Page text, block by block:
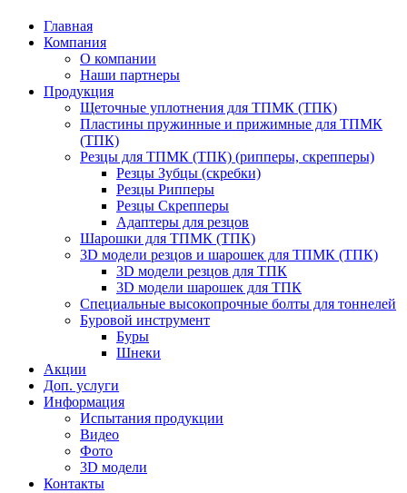
Главная
Компания
О компании
Наши партнеры
Продукция
Щеточные уплотнения для ТПМК (ТПК)
Пластины пружинные и прижимные для ТПМК
(ТПК)
Резцы для ТПМК (ТПК) (рипперы, скрепперы)
Резцы Зубцы (скребки)
Резцы Рипперы
Резцы Скрепперы
Адаптеры для резцов
Шарошки для ТПМК (ТПК)
3D модели резцов и шарошек для ТПМК (ТПК)
3D модели резцов для ТПК
3D модели шарошек для ТПК
Специальные высокопрочные болты для тоннелей
Буровой инструмент
Буры
Шнеки
Акции
Доп. услуги
Информация
Испытания продукции
Видео
Фото
3D модели
Контакты